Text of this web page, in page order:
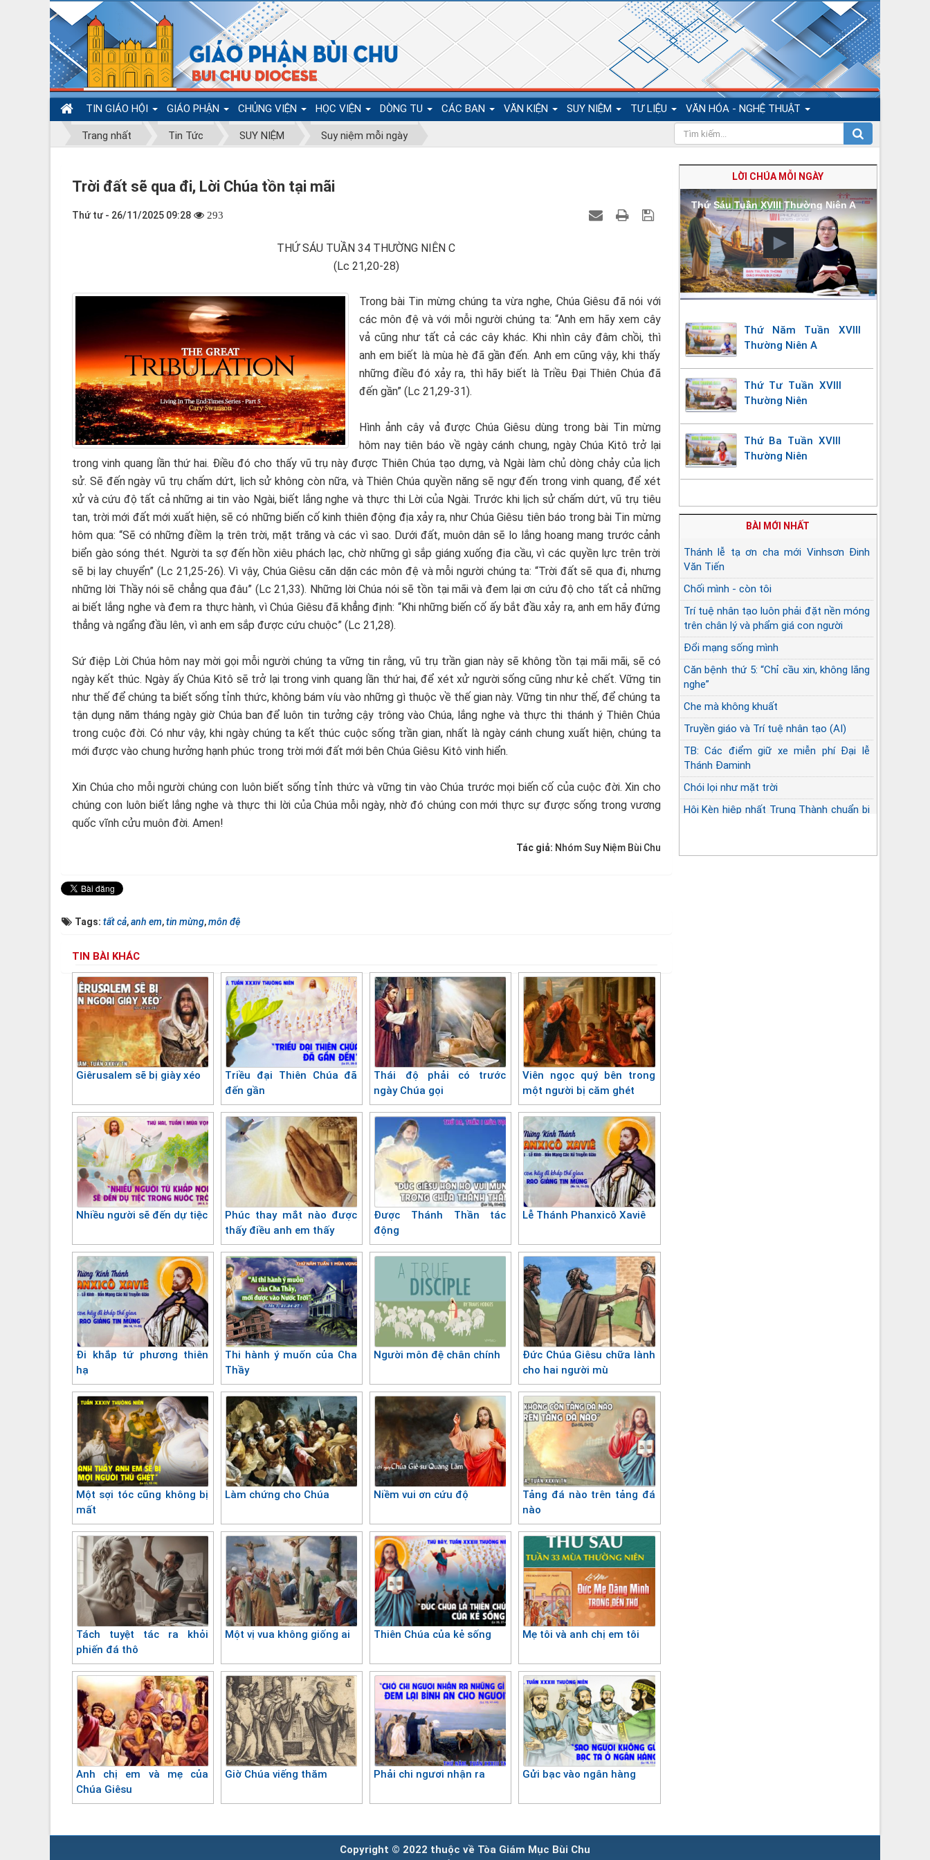
TIN GIÁO HỘI GIÁO PHẬN CHỦNG VIỆN HỌC VIỆN DÒNG TU CÁC BAN VĂN KIỆN SUY NIỆM TƯ LIỆU VĂN HÓA - NGHỆ THUẬT
Trang nhất Tin Tức SUY NIỆM Suy niệm mỗi ngày
Trời đất sẽ qua đi, Lời Chúa tồn tại mãi
Thứ tư - 26/11/2025 09:28 293
­THỨ SÁU TUẦN 34 THƯỜNG NIÊN C
(Lc 21,20-28)
Trong bài Tin mừng chúng ta vừa nghe, Chúa Giêsu đã nói với
các môn đệ và với mỗi người chúng ta: “Anh em hãy xem cây
vả cũng như tất cả các cây khác. Khi nhìn cây đâm chồi, thì
anh em biết là mùa hè đã gần đến. Anh em cũng vậy, khi thấy
những điều đó xảy ra, thì hãy biết là Triều Đại Thiên Chúa đã
đến gần” (Lc 21,29-31).
Hình ảnh cây vả được Chúa Giêsu dùng trong bài Tin mừng
hôm nay tiên báo về ngày cánh chung, ngày Chúa Kitô trở lại
trong vinh quang lần thứ hai. Điều đó cho thấy vũ trụ này được Thiên Chúa tạo dựng, và Ngài làm chủ dòng chảy của lịch
sử. Sẽ đến ngày vũ trụ chấm dứt, lịch sử không còn nữa, và Thiên Chúa quyền năng sẽ ngự đến trong vinh quang, để xét
xử và cứu độ tất cả những ai tin vào Ngài, biết lắng nghe và thực thi Lời của Ngài. Trước khi lịch sử chấm dứt, vũ trụ tiêu
tan, trời mới đất mới xuất hiện, sẽ có những biến cố kinh thiên động địa xảy ra, như Chúa Giêsu tiên báo trong bài Tin mừng
hôm qua: “Sẽ có những điềm lạ trên trời, mặt trăng và các vì sao. Dưới đất, muôn dân sẽ lo lắng hoang mang trước cảnh
biển gào sóng thét. Người ta sợ đến hồn xiêu phách lạc, chờ những gì sắp giáng xuống địa cầu, vì các quyền lực trên trời
sẽ bị lay chuyển” (Lc 21,25-26). Vì vậy, Chúa Giêsu căn dặn các môn đệ và mỗi người chúng ta: “Trời đất sẽ qua đi, nhưng
những lời Thầy nói sẽ chẳng qua đâu” (Lc 21,33). Những lời Chúa nói sẽ tồn tại mãi và đem lại ơn cứu độ cho tất cả những
ai biết lắng nghe và đem ra thực hành, vì Chúa Giêsu đã khẳng định: “Khi những biến cố ấy bắt đầu xảy ra, anh em hãy đứng
thẳng và ngẩng đầu lên, vì anh em sắp được cứu chuộc” (Lc 21,28).
Sứ điệp Lời Chúa hôm nay mời gọi mỗi người chúng ta vững tin rằng, vũ trụ trần gian này sẽ không tồn tại mãi mãi, sẽ có
ngày kết thúc. Ngày ấy Chúa Kitô sẽ trở lại trong vinh quang lần thứ hai, để xét xử người sống cũng như kẻ chết. Vững tin
như thế để chúng ta biết sống tỉnh thức, không bám víu vào những gì thuộc về thế gian này. Vững tin như thế, để chúng ta
tận dụng năm tháng ngày giờ Chúa ban để luôn tin tưởng cậy trông vào Chúa, lắng nghe và thực thi thánh ý Thiên Chúa
trong cuộc đời. Có như vậy, khi ngày chúng ta kết thúc cuộc sống trần gian, nhất là ngày cánh chung xuất hiện, chúng ta
mới được vào chung hưởng hạnh phúc trong trời mới đất mới bên Chúa Giêsu Kitô vinh hiển.
Xin Chúa cho mỗi người chúng con luôn biết sống tỉnh thức và vững tin vào Chúa trước mọi biến cố của cuộc đời. Xin cho
chúng con luôn biết lắng nghe và thực thi lời của Chúa mỗi ngày, nhờ đó chúng con mới thực sự được sống trong vương
quốc vĩnh cửu muôn đời. Amen!
Tác giả: Nhóm Suy Niệm Bùi Chu
Tags: tất cả,anh em,tin mừng,môn đệ
TIN BÀI KHÁC
Giêrusalem sẽ bị giày xéo
Triều đại Thiên Chúa đã
đến gần
Thái độ phải có trước
ngày Chúa gọi
Viên ngọc quý bên trong
một người bị căm ghét
Nhiều người sẽ đến dự tiệc
Phúc thay mắt nào được
thấy điều anh em thấy
Được Thánh Thần tác
động
Lễ Thánh Phanxicô Xaviê
Đi khắp tứ phương thiên
hạ
Thi hành ý muốn của Cha
Thầy
Người môn đệ chân chính
Đức Chúa Giêsu chữa lành
cho hai người mù
Một sợi tóc cũng không bị
mất
Làm chứng cho Chúa Niềm vui ơn cứu độ
Tảng đá nào trên tảng đá
nào
Tách tuyệt tác ra khỏi
phiến đá thô
Một vị vua không giống ai Thiên Chúa của kẻ sống Mẹ tôi và anh chị em tôi
Anh chị em và mẹ của
Chúa Giêsu
Giờ Chúa viếng thăm Phải chi ngươi nhận ra Gửi bạc vào ngân hàng
LỜI CHÚA MỖI NGÀY
Thứ Sáu Tuần XVIII Thường Niên A
Thứ Năm Tuần XVIII
Thường Niên A
Thứ Tư Tuần XVIII
Thường Niên
Thứ Ba Tuần XVIII
Thường Niên
BÀI MỚI NHẤT
Thánh lễ tạ ơn cha mới Vinhsơn Đinh
Văn Tiến
Chối mình - còn tôi
Trí tuệ nhân tạo luôn phải đặt nền móng
trên chân lý và phẩm giá con người
Đổi mạng sống mình
Căn bệnh thứ 5: “Chỉ cầu xin, không lắng
nghe”
Che mà không khuất
Truyền giáo và Trí tuệ nhân tạo (AI)
TB: Các điểm giữ xe miễn phí Đại lễ
Thánh Đaminh
Chói lọi như mặt trời
Hội Kèn hiệp nhất Trung Thành chuẩn bị
Copyright © 2022 thuộc về Tòa Giám Mục Bùi Chu